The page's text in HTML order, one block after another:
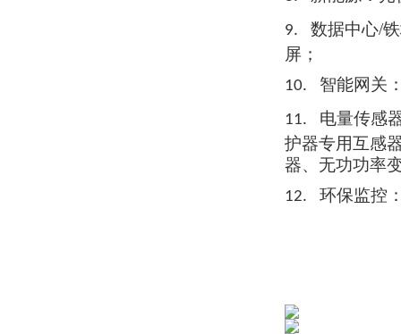
9.
数据中心/
屏；
10. 智能网关
11.
电量传感
护器专用互感
器、无功功率
12. 环保监控